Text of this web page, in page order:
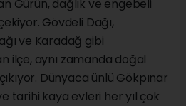
Gürün, dağlık ve engebeli
Gövdeli Dağı,
ve Karadağ gibi
ilçe, aynı zamanda doğal
Dünyaca ünlü Gökpınar
tarihi kaya evleri her yıl çok